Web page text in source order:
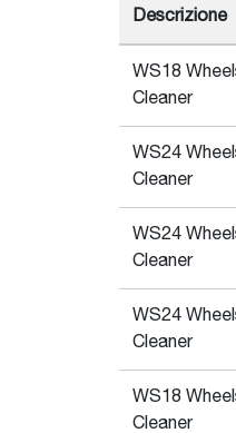
Descrizione
WS18
Cleaner
WS24
Cleaner
WS24
Cleaner
WS24
Cleaner
WS18
Cleaner